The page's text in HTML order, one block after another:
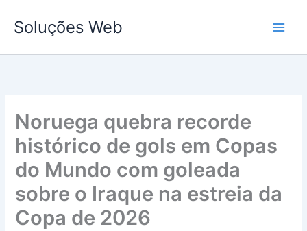
para
conteúdo
Soluções Web
Noruega quebra recorde
histórico de gols em Copas
do Mundo com goleada
sobre o Iraque na estreia da
Copa de 2026